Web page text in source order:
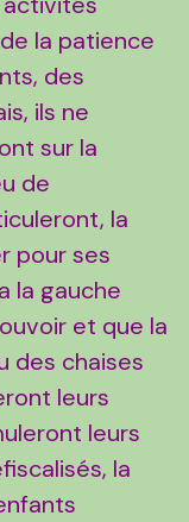
la patience
des
ils ne
sur la
de
la
pour ses
la gauche
et que la
des chaises
leurs
leurs
la